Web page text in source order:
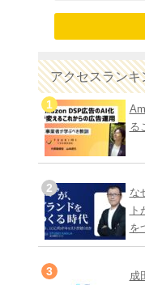
アクセスランキ
る
な
を
成